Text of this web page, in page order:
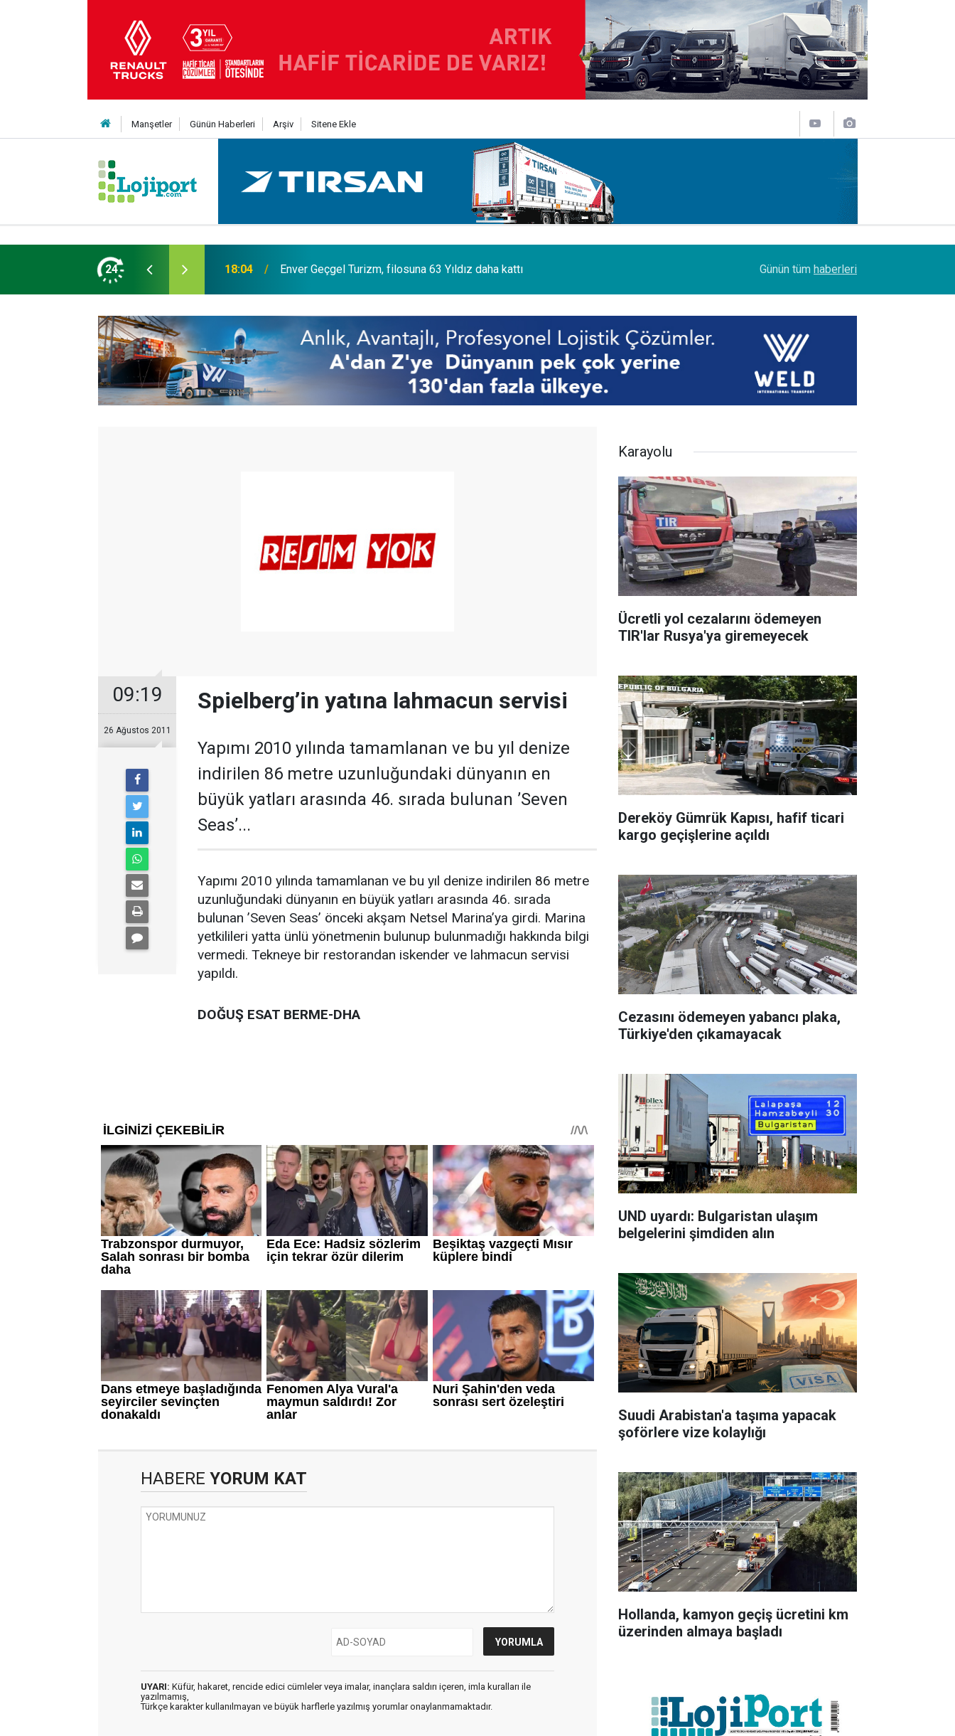
Manşetler Günün Haberleri Arşiv Sitene Ekle
24 12:50 Lojistik sektörünün acı kaybı; Cihan Yıldıran vefat etti SOCAR Terminal de, MSC Tiger Servisi'nin
Günün tüm haberleri
09:19
26 Ağustos 2011
Spielberg’in yatına lahmacun servisi
Yapımı 2010 yılında tamamlanan ve bu yıl denize
indirilen 86 metre uzunluğundaki dünyanın en
büyük yatları arasında 46. sırada bulunan ’Seven
Seas’...
Yapımı 2010 yılında tamamlanan ve bu yıl denize indirilen 86 metre
uzunluğundaki dünyanın en büyük yatları arasında 46. sırada
bulunan ’Seven Seas’ önceki akşam Netsel Marina’ya girdi. Marina
yetkilileri yatta ünlü yönetmenin bulunup bulunmadığı hakkında bilgi
vermedi. Tekneye bir restorandan iskender ve lahmacun servisi
yapıldı.
DOĞUŞ ESAT BERME-DHA
HABERE YORUM KAT
UYARI: Küfür, hakaret, rencide edici cümleler veya imalar, inançlara saldırı içeren, imla kuralları ile
yazılmamış,
Türkçe karakter kullanılmayan ve büyük harflerle yazılmış yorumlar onaylanmamaktadır.
Karayolu
Ücretli yol cezalarını ödemeyen
TIR'lar Rusya'ya giremeyecek
Dereköy Gümrük Kapısı, hafif ticari
kargo geçişlerine açıldı
Cezasını ödemeyen yabancı plaka,
Türkiye'den çıkamayacak
UND uyardı: Bulgaristan ulaşım
belgelerini şimdiden alın
Suudi Arabistan'a taşıma yapacak
şoförlere vize kolaylığı
Hollanda, kamyon geçiş ücretini km
üzerinden almaya başladı